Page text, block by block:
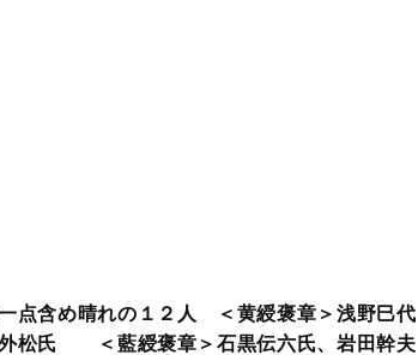
点含め晴れの１２人 ＜黄綬褒章＞浅野巳代
外松氏 ＜藍綬褒章＞石黒伝六氏、岩田幹夫